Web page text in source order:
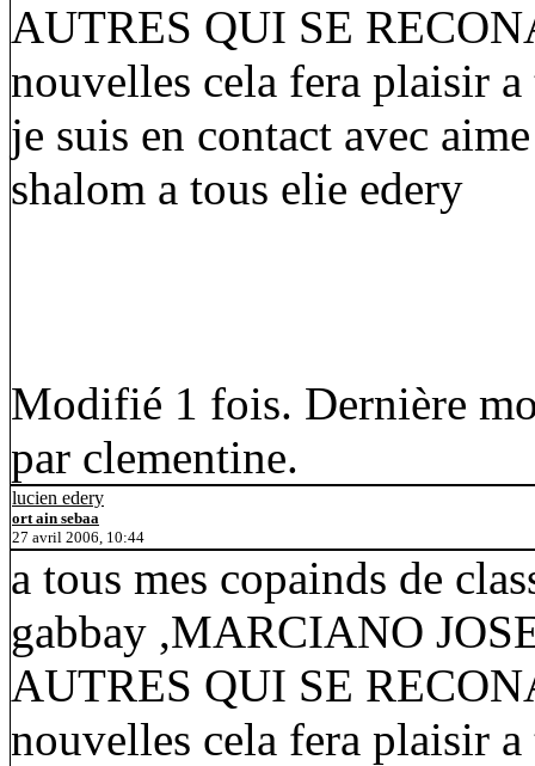
AUTRES QUI SE
nouvelles cela fera plaisir
je suis en contact avec
shalom a tous elie edery
Modifié 1 fois. Dernière
par clementine.
lucien edery
ort ain sebaa
27 avril 2006, 10:44
a tous mes copainds de
gabbay ,MARCIANO
AUTRES QUI SE
nouvelles cela fera plaisir